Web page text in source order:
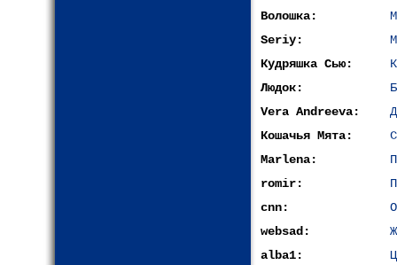
Волошка:
Seriy:
Кудряшка Сью:
Людок:
Vera Andreeva:
Кошачья Мята:
Marlena:
romir:
cnn:
websad:
alba1: